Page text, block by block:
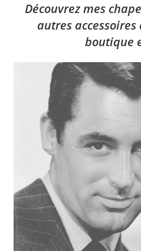
Découvrez mes
autres
boutique